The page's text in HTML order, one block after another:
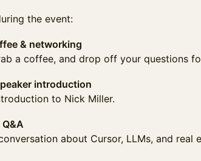
the event:
& networking
a coffee, and drop off your questions
introduction
to Nick Miller.
about Cursor, LLMs, and real